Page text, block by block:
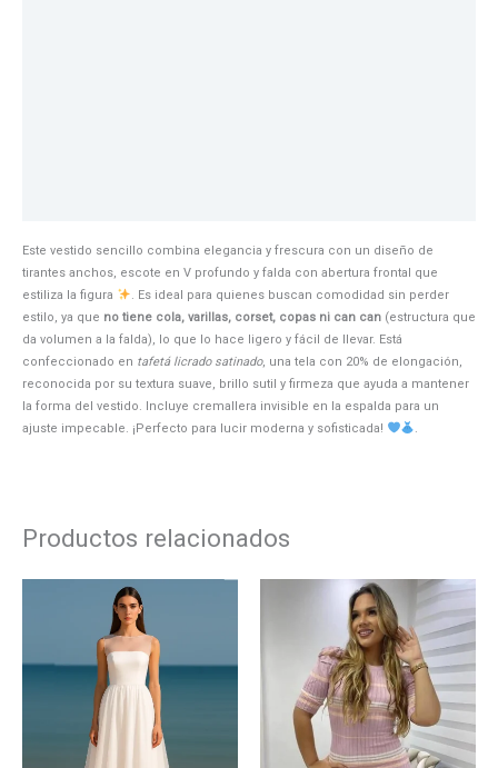
Este vestido sencillo combina elegancia y frescura con un diseño de
tirantes anchos, escote en V profundo y falda con abertura frontal que
estiliza la figura
. Es ideal para quienes buscan comodidad sin perder
estilo, ya que no tiene cola, varillas, corset, copas ni can can (estructura que
da volumen a la falda), lo que lo hace ligero y fácil de llevar. Está
confeccionado en tafetá licrado satinado, una tela con 20% de elongación,
reconocida por su textura suave, brillo sutil y firmeza que ayuda a mantener
la forma del vestido. Incluye cremallera invisible en la espalda para un
ajuste impecable. ¡Perfecto para lucir moderna y sofisticada!
.
Productos relacionados